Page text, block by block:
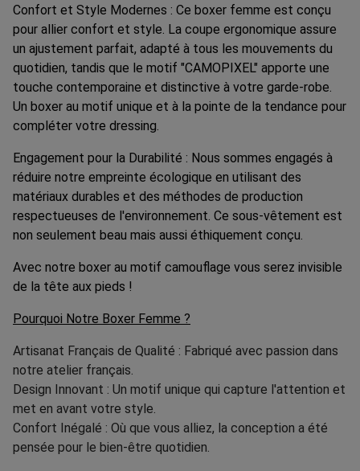
Confort et Style Modernes : Ce boxer femme est conçu
pour allier confort et style. La coupe ergonomique assure
un ajustement parfait, adapté à tous les mouvements du
quotidien, tandis que le motif "CAMOPIXEL" apporte une
touche contemporaine et distinctive à votre garde-robe.
Un boxer au motif unique et à la pointe de la tendance pour
compléter votre dressing.
Engagement pour la Durabilité : Nous sommes engagés à
réduire notre empreinte écologique en utilisant des
matériaux durables et des méthodes de production
respectueuses de l'environnement. Ce sous-vêtement est
non seulement beau mais aussi éthiquement conçu.
Avec notre boxer au motif camouflage vous serez invisible
de la tête aux pieds !
Pourquoi Notre Boxer Femme ?
Artisanat Français de Qualité : Fabriqué avec passion dans
notre atelier français.
Design Innovant : Un motif unique qui capture l'attention et
met en avant votre style.
Confort Inégalé : Où que vous alliez, la conception a été
pensée pour le bien-être quotidien.